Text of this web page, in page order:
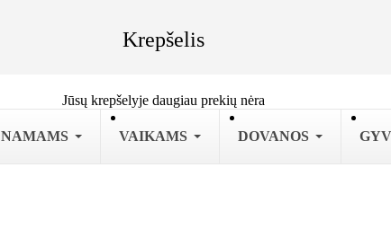
Krepšelis
Jūsų krepšelyje daugiau prekių nėra
NAMAMS VAIKAMS DOVANOS